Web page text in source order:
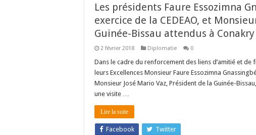
Les présidents Faure Essozimna
exercice de la CEDEAO, et
Guinée-Bissau attendus à
2 février 2018 Diplomatie 0
Dans le cadre du renforcement des liens d’amitié et
leurs Excellences Monsieur Faure Essozimna
Monsieur José Mario Vaz, Président de la Guinée-
une visite …
Lire la suite
Facebook Twitter